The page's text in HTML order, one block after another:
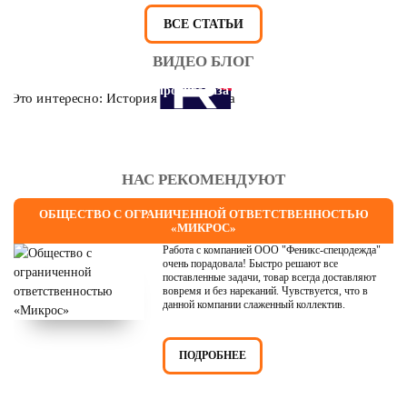
ВСЕ СТАТЬИ
ВИДЕО БЛОГ
Это интересно: История противогаза
НАС РЕКОМЕНДУЮТ
ОБЩЕСТВО С ОГРАНИЧЕННОЙ ОТВЕТСТВЕННОСТЬЮ
«МИКРОС»
Работа с компанией ООО "Феникс-спецодежда"
очень порадовала! Быстро решают все
поставленные задачи, товар всегда доставляют
вовремя и без нареканий. Чувствуется, что в
данной компании слаженный коллектив.
ПОДРОБНЕЕ